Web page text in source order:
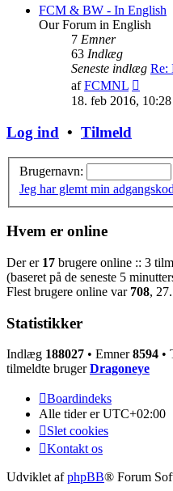
FCM & BW - In English
Our Forum in English
7 Emner
63 Indlæg
Seneste indlæg Re:
afFCMNL
det
18. feb 2016, 10:28
Log ind • Tilmeld
Brugernavn:
Jeg har glemt min
Hvem er online
Der er 17 brugere online :: 3
(baseret på de seneste 5
Flest brugere online var 708,
Statistikker
Indlæg 188027 • Emner8594 •
tilmeldte brugerDragoneye
Boardindeks
Alle tider erUTC+02:00
Slet cookies
Kontakt os
Udviklet afphpBB® Forum